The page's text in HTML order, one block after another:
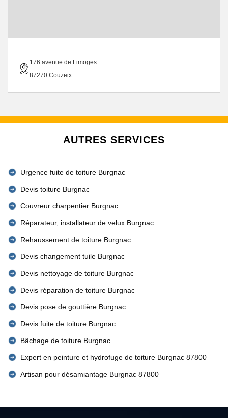
176 avenue de Limoges
87270 Couzeix
AUTRES SERVICES
Urgence fuite de toiture Burgnac
Devis toiture Burgnac
Couvreur charpentier Burgnac
Réparateur, installateur de velux Burgnac
Rehaussement de toiture Burgnac
Devis changement tuile Burgnac
Devis nettoyage de toiture Burgnac
Devis réparation de toiture Burgnac
Devis pose de gouttière Burgnac
Devis fuite de toiture Burgnac
Bâchage de toiture Burgnac
Expert en peinture et hydrofuge de toiture Burgnac 87800
Artisan pour désamiantage Burgnac 87800